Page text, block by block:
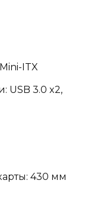
ITX
USB 3.0 x2,
430 мм